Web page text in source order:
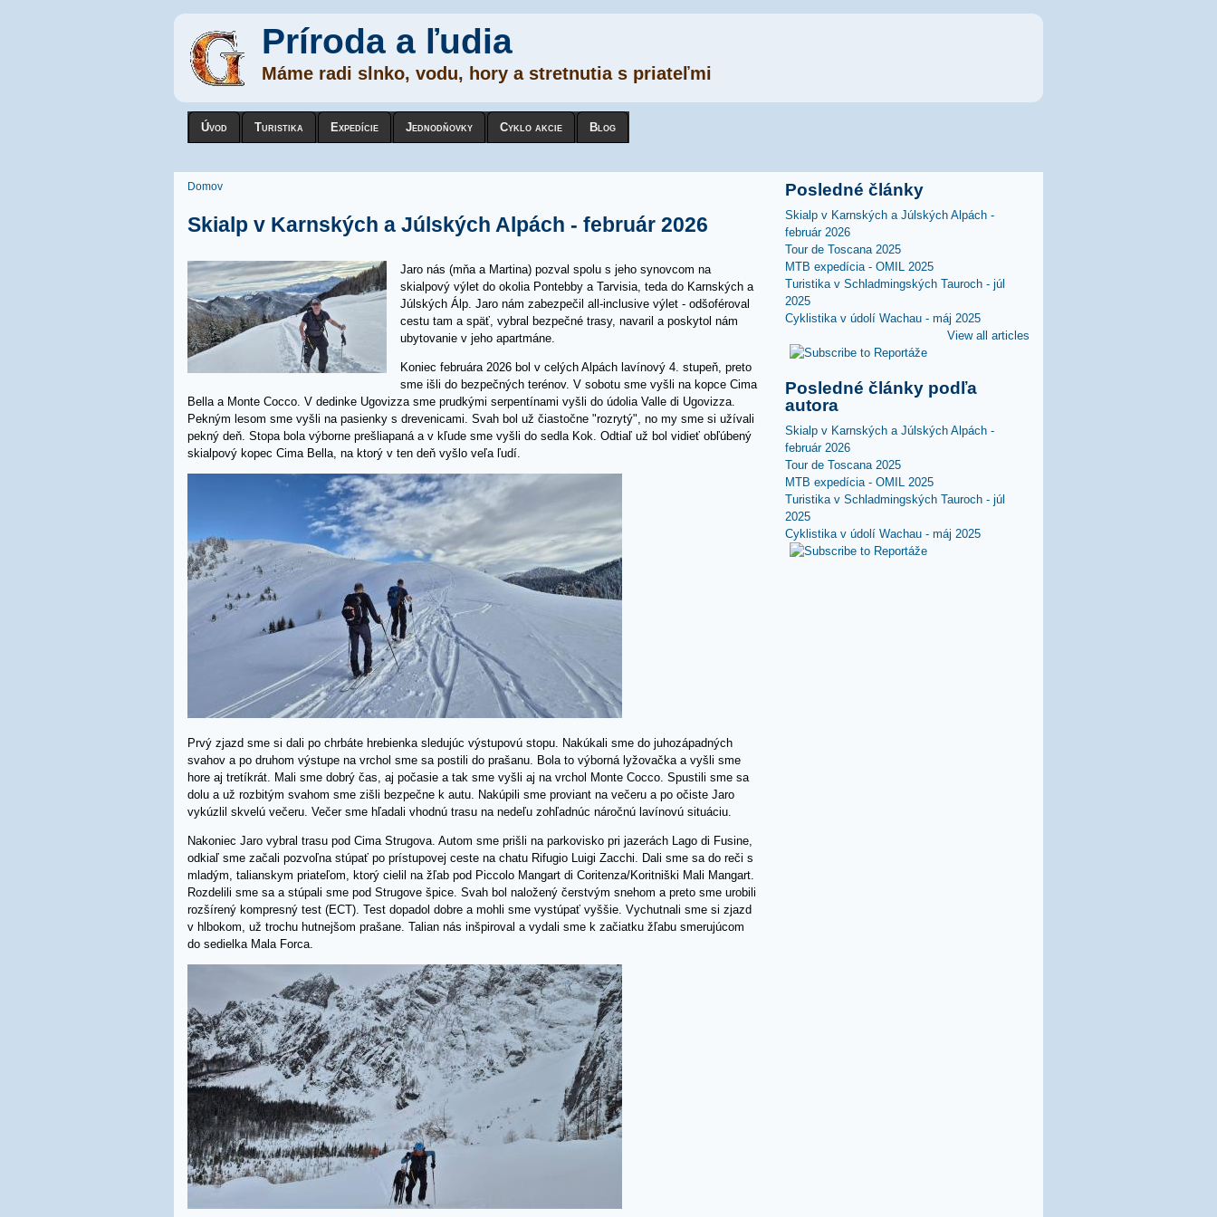
Príroda a ľudia
Máme radi slnko, vodu, hory a stretnutia s priateľmi
Úvod Turistika Expedície Jednodňovky Cyklo akcie Blog
Nachádzate sa tu
Domov
Skialp v Karnských a Júlských Alpách - február 2026
Jaro nás (mňa a Martina) pozval spolu s jeho synovcom na
skialpový výlet do okolia Pontebby a Tarvisia, teda do Karnských a
Júlských Álp. Jaro nám zabezpečil all-inclusive výlet - odšoféroval
cestu tam a späť, vybral bezpečné trasy, navaril a poskytol nám
ubytovanie v jeho apartmáne.
Koniec februára 2026 bol v celých Alpách lavínový 4. stupeň, preto
sme išli do bezpečných terénov. V sobotu sme vyšli na kopce Cima
Bella a Monte Cocco. V dedinke Ugovizza sme prudkými serpentínami vyšli do údolia Valle di Ugovizza.
Pekným lesom sme vyšli na pasienky s drevenicami. Svah bol už čiastočne "rozrytý", no my sme si užívali
pekný deň. Stopa bola výborne prešliapaná a v kľude sme vyšli do sedla Kok. Odtiaľ už bol vidieť obľúbený
skialpový kopec Cima Bella, na ktorý v ten deň vyšlo veľa ľudí.
Prvý zjazd sme si dali po chrbáte hrebienka sledujúc výstupovú stopu. Nakúkali sme do juhozápadných
svahov a po druhom výstupe na vrchol sme sa postili do prašanu. Bola to výborná lyžovačka a vyšli sme
hore aj tretíkrát. Mali sme dobrý čas, aj počasie a tak sme vyšli aj na vrchol Monte Cocco. Spustili sme sa
dolu a už rozbitým svahom sme zišli bezpečne k autu. Nakúpili sme proviant na večeru a po očiste Jaro
vykúzlil skvelú večeru. Večer sme hľadali vhodnú trasu na nedeľu zohľadnúc náročnú lavínovú situáciu.
Nakoniec Jaro vybral trasu pod Cima Strugova. Autom sme prišli na parkovisko pri jazerách Lago di Fusine,
odkiaľ sme začali pozvoľna stúpať po prístupovej ceste na chatu Rifugio Luigi Zacchi. Dali sme sa do reči s
mladým, talianskym priateľom, ktorý cielil na žľab pod Piccolo Mangart di Coritenza/Koritniški Mali Mangart.
Rozdelili sme sa a stúpali sme pod Strugove špice. Svah bol naložený čerstvým snehom a preto sme urobili
rozšírený kompresný test (ECT). Test dopadol dobre a mohli sme vystúpať vyššie. Vychutnali sme si zjazd
v hlbokom, už trochu hutnejšom prašane. Talian nás inšpiroval a vydali sme k začiatku žľabu smerujúcom
do sedielka Mala Forca.
Posledné články
Skialp v Karnských a Júlských Alpách -
február 2026
Tour de Toscana 2025
MTB expedícia - OMIL 2025
Turistika v Schladmingských Tauroch - júl
2025
Cyklistika v údolí Wachau - máj 2025
View all articles
Posledné články podľa
autora
Skialp v Karnských a Júlských Alpách -
február 2026
Tour de Toscana 2025
MTB expedícia - OMIL 2025
Turistika v Schladmingských Tauroch - júl
2025
Cyklistika v údolí Wachau - máj 2025